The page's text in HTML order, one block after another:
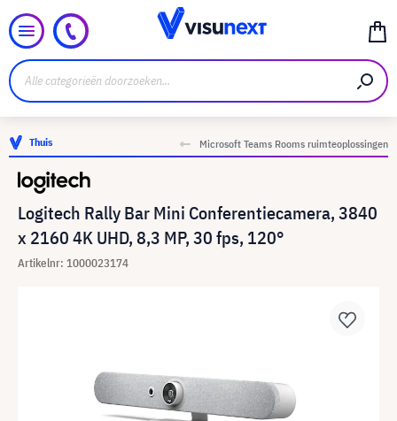
Thuis Microsoft Teams Rooms ruimteoplossingen
Logitech Rally Bar Mini Conferentiecamera, 3840
x 2160 4K UHD, 8,3 MP, 30 fps, 120°
Artikelnr: 1000023174